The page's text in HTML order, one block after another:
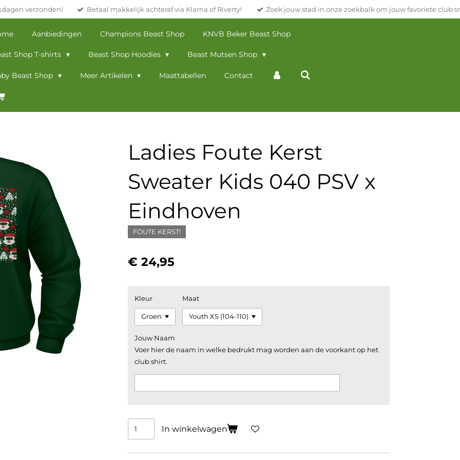
verzonden! Betaal makkelijk achteraf via Klarna of Riverty! Zoek jouw stad in onze zoekbalk om jouw favoriete club
Aanbiedingen Champions Beast Shop KNVB Beker Beast Shop
Shop T-shirts Beast Shop Hoodies Beast Mutsen Shop
Beast Shop Meer Artikelen Maattabellen Contact
Ladies Foute Kerst
Sweater Kids 040 PSV x
Eindhoven
FOUTE KERST!
€ 24,95
Kleur Maat
Jouw Naam
Voer hier de naam in welke bedrukt mag worden aan de voorkant op het
club shirt.
In winkelwagen